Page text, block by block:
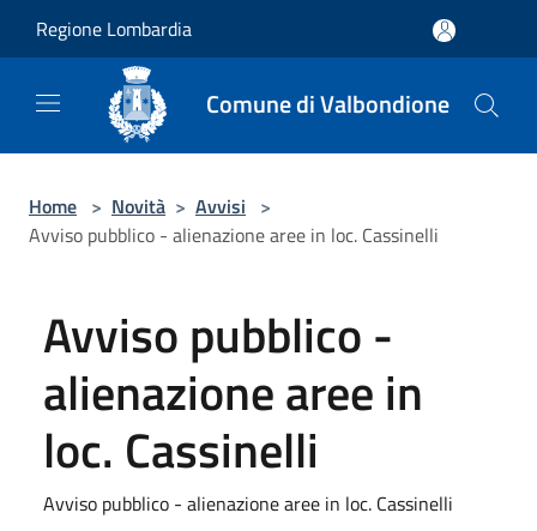
Regione Lombardia
Comune di Valbondione
Home > Novità > Avvisi >
Avviso pubblico - alienazione aree in loc. Cassinelli
Avviso pubblico -
alienazione aree in
loc. Cassinelli
Avviso pubblico - alienazione aree in loc. Cassinelli